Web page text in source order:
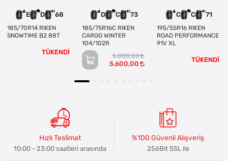
E D 68
185/70R14 RIKEN
SNOWTIME B2 88T
TÜKENDİ
D C 73
185/75R16C RIKEN
CARGO WINTER
104/102R
5.800,00
5.600,00
C C 71
195/55R16 RIKEN
ROAD PERFORMANCE
91V XL
TÜKENDİ
Hızlı Teslimat
10:00 - 23:00 saatleri arasında
%100 Güvenli Alışveriş
256Bit SSL ile